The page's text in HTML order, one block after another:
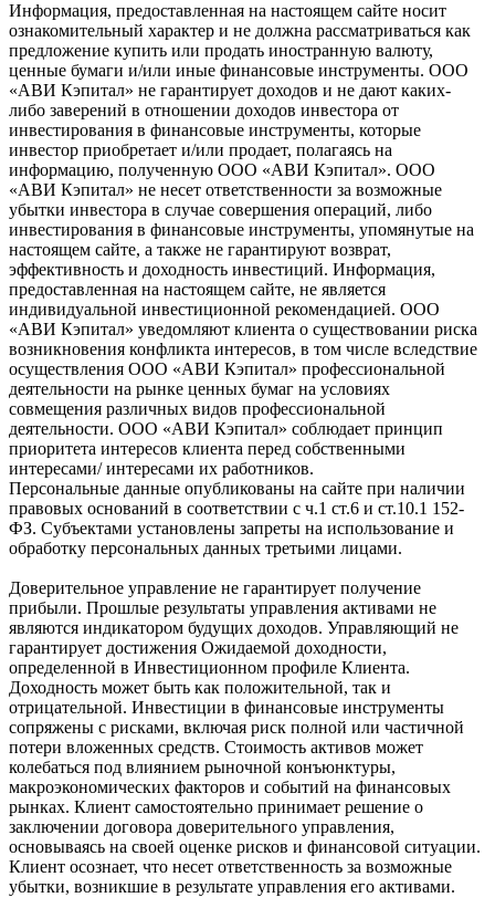
Информация, предоставленная на настоящем сайте носит
ознакомительный характер и не должна рассматриваться как
предложение купить или продать иностранную валюту,
ценные бумаги и/или иные финансовые инструменты. ООО
«АВИ Кэпитал» не гарантирует доходов и не дают каких-
либо заверений в отношении доходов инвестора от
инвестирования в финансовые инструменты, которые
инвестор приобретает и/или продает, полагаясь на
информацию, полученную ООО «АВИ Кэпитал». ООО
«АВИ Кэпитал» не несет ответственности за возможные
убытки инвестора в случае совершения операций, либо
инвестирования в финансовые инструменты, упомянутые на
настоящем сайте, а также не гарантируют возврат,
эффективность и доходность инвестиций. Информация,
предоставленная на настоящем сайте, не является
индивидуальной инвестиционной рекомендацией. ООО
«АВИ Кэпитал» уведомляют клиента о существовании риска
возникновения конфликта интересов, в том числе вследствие
осуществления ООО «АВИ Кэпитал» профессиональной
деятельности на рынке ценных бумаг на условиях
совмещения различных видов профессиональной
деятельности. ООО «АВИ Кэпитал» соблюдает принцип
приоритета интересов клиента перед собственными
интересами/ интересами их работников.
Персональные данные опубликованы на сайте при наличии
правовых оснований в соответствии с ч.1 ст.6 и ст.10.1 152-
ФЗ. Субъектами установлены запреты на использование и
обработку персональных данных третьими лицами.
Доверительное управление не гарантирует получение
прибыли. Прошлые результаты управления активами не
являются индикатором будущих доходов. Управляющий не
гарантирует достижения Ожидаемой доходности,
определенной в Инвестиционном профиле Клиента.
Доходность может быть как положительной, так и
отрицательной. Инвестиции в финансовые инструменты
сопряжены с рисками, включая риск полной или частичной
потери вложенных средств. Стоимость активов может
колебаться под влиянием рыночной конъюнктуры,
макроэкономических факторов и событий на финансовых
рынках. Клиент самостоятельно принимает решение о
заключении договора доверительного управления,
основываясь на своей оценке рисков и финансовой ситуации.
Клиент осознает, что несет ответственность за возможные
убытки, возникшие в результате управления его активами.